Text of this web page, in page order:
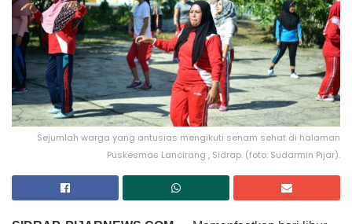
Sejumlah warga yang antusias mengikuti senam sehat di halaman
Puskesmas Lancirang , Sidrap. (foto: Sudarmin Pijar).